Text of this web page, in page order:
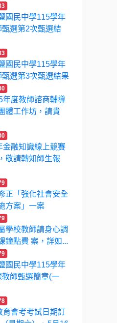
國民中學115學年
選第2次甄選結
國民中學115學年
選第3次甄選結果
年度教師諮商輔導
體工作坊，請貴
金融知識線上競賽
敬請轉知師生報
正「強化社會安全
方案」一案
學校教師請身心調
鐘點費 案，詳如...
國民中學115學年
師甄選簡章(一
育會考考試日期訂